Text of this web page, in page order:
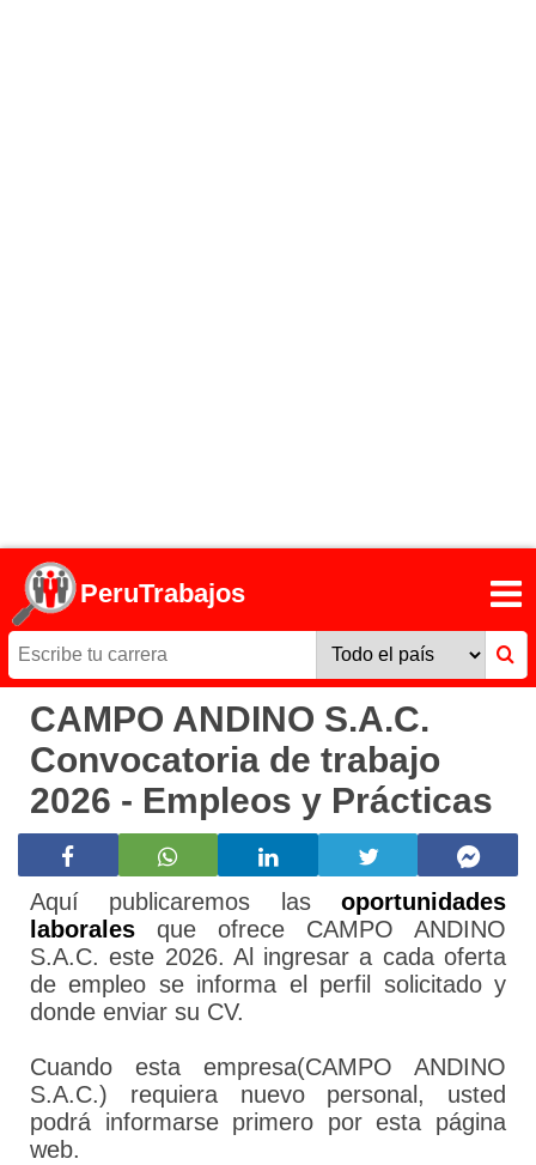
PeruTrabajos
CAMPO ANDINO S.A.C.
Convocatoria de trabajo
2026 - Empleos y Prácticas
Aquí publicaremos las oportunidades
laborales que ofrece CAMPO ANDINO
S.A.C. este 2026. Al ingresar a cada oferta
de empleo se informa el perfil solicitado y
donde enviar su CV.
Cuando esta empresa(CAMPO ANDINO
S.A.C.) requiera nuevo personal, usted
podrá informarse primero por esta página
web.